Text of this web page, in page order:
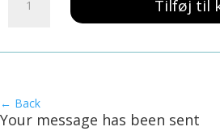
Salater
Tilføj til
← Back
Your message has been sent